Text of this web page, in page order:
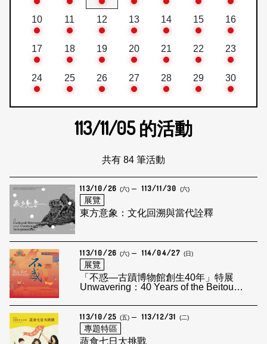
10 11 12 13 14 15 16
17 18 19 20 21 22 23
24 25 26 27 28 29 30
113/11/05的活動
共有 84 筆活動
113/10/26 (六) 113/11/30 (六)
展覽
東方意象：文化回溯與當代詮釋
113/10/26 (六) 114/04/27 (日)
展覽
「不惑—古蹟博物館創生40年」特展
Unwavering：40 Years of the Beitou
113/10/25 (五) 113/12/31 (二)
專題特區
蔬食七日大挑戰